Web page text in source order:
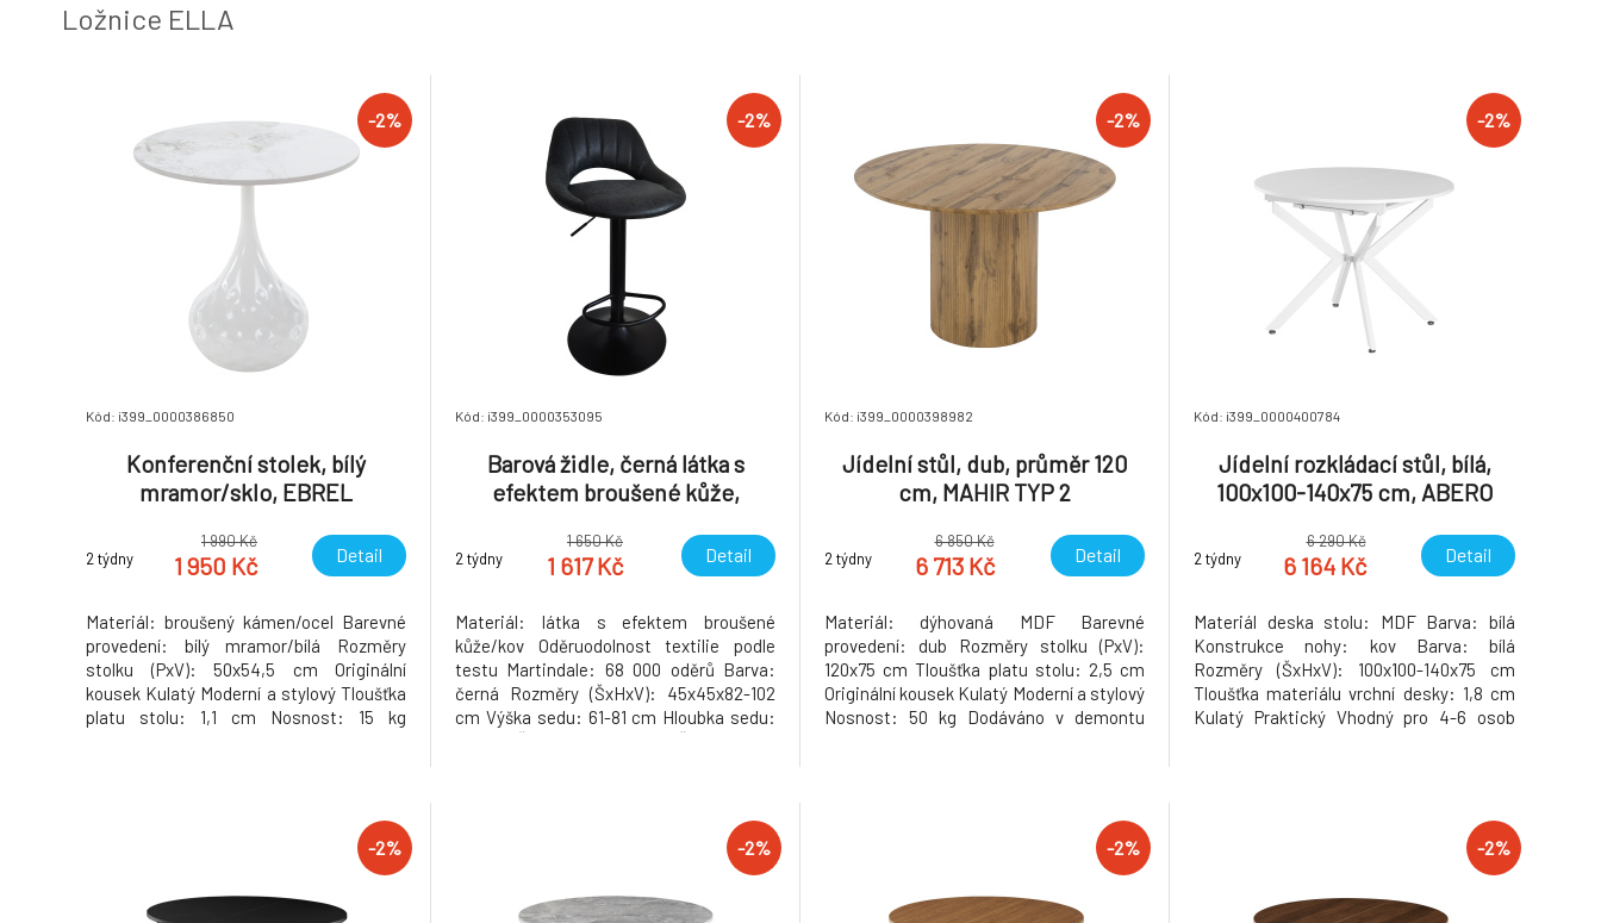
Ložnice ELLA
-2%
Kód: i399_0000386850
Konferenční stolek, bílý
mramor/sklo, EBREL
2 týdny
1 990 Kč
1 950 Kč Detail
Materiál: broušený kámen/ocel Barevné
provedení: bílý mramor/bílá Rozměry
stolku (PxV): 50x54,5 cm Originální
kousek Kulatý Moderní a stylový Tloušťka
platu stolu: 1,1 cm Nosnost: 15 kg
-2%
Kód: i399_0000353095
Barová židle, černá látka s
efektem broušené kůže,
2 týdny
1 650 Kč
1 617 Kč Detail
Materiál: látka s efektem broušené
kůže/kov Oděruodolnost textilie podle
testu Martindale: 68 000 oděrů Barva:
černá Rozměry (ŠxHxV): 45x45x82-102
cm Výška sedu: 61-81 cm Hloubka sedu:
-2%
Kód: i399_0000398982
Jídelní stůl, dub, průměr 120
cm, MAHIR TYP 2
2 týdny
6 850 Kč
6 713 Kč Detail
Materiál: dýhovaná MDF Barevné
provedení: dub Rozměry stolku (PxV):
120x75 cm Tloušťka platu stolu: 2,5 cm
Originální kousek Kulatý Moderní a stylový
Nosnost: 50 kg Dodáváno v demontu
-2%
Kód: i399_0000400784
Jídelní rozkládací stůl, bílá,
100x100-140x75 cm, ABERO
2 týdny
6 290 Kč
6 164 Kč Detail
Materiál deska stolu: MDF Barva: bílá
Konstrukce nohy: kov Barva: bílá
Rozměry (ŠxHxV): 100x100-140x75 cm
Tloušťka materiálu vrchní desky: 1,8 cm
Kulatý Praktický Vhodný pro 4-6 osob
-2% -2% -2% -2%